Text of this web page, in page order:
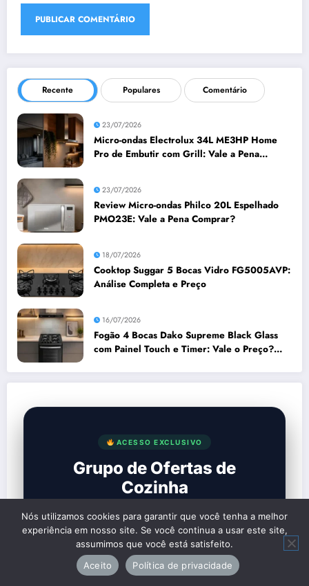
Recente Populares Comentário
23/07/2026
Micro-ondas Electrolux 34L ME3HP Home
Pro de Embutir com Grill: Vale a Pena
23/07/2026
Review Micro-ondas Philco 20L Espelhado
PMO23E: Vale a Pena Comprar?
18/07/2026
Cooktop Suggar 5 Bocas Vidro FG5005AVP:
Análise Completa e Preço
16/07/2026
Fogão 4 Bocas Dako Supreme Black Glass
com Painel Touch e Timer: Vale o Preço?
ACESSO EXCLUSIVO
Grupo de Ofertas de
Cozinha
Receba promoções reais de Air Fryers,
geladeiras e cooktops antes de todo mundo.
Descontos em eletrodomésticos
Nós utilizamos cookies para garantir que você tenha a melhor
experiência em nosso site. Se você continua a usar este site,
assumimos que você está satisfeito.
Aceito
Política de privacidade